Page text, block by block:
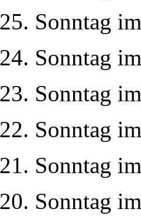
Sonntag
Sonntag
Sonntag
Sonntag
Sonntag
Sonntag